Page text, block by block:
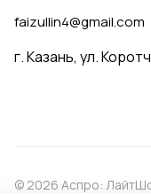
faizullin4@gmail.com
г. Казань, ул.
© 2026 Аспро: